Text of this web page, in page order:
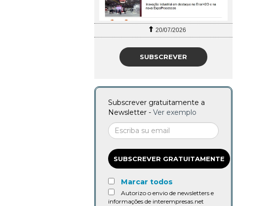
20/07/2026
SUBSCREVER
Subscrever gratuitamente a
Newsletter - Ver exemplo
SUBSCREVER GRATUITAMENTE
Marcar todos
Autorizo o envio de newsletters e
informações de interempresas.net